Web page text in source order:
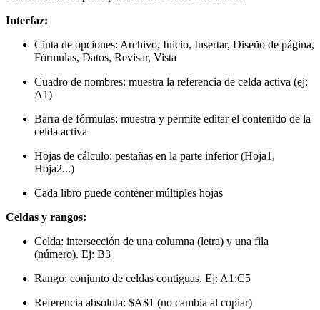
Interfaz:
Cinta de opciones: Archivo, Inicio, Insertar, Diseño de página,
Fórmulas, Datos, Revisar, Vista
Cuadro de nombres: muestra la referencia de celda activa (ej:
A1)
Barra de fórmulas: muestra y permite editar el contenido de la
celda activa
Hojas de cálculo: pestañas en la parte inferior (Hoja1,
Hoja2...)
Cada libro puede contener múltiples hojas
Celdas y rangos:
Celda: intersección de una columna (letra) y una fila
(número). Ej: B3
Rango: conjunto de celdas contiguas. Ej: A1:C5
Referencia absoluta: $A$1 (no cambia al copiar)